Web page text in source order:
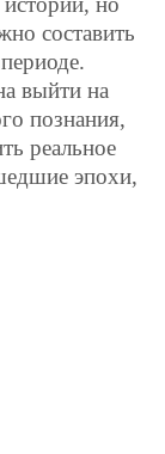
составить
выйти на
познания,
реальное
эпохи,